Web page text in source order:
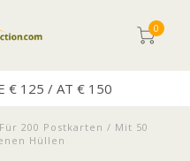
0
€ 125 / AT € 150
200 Postkarten / Mit 50
Hüllen